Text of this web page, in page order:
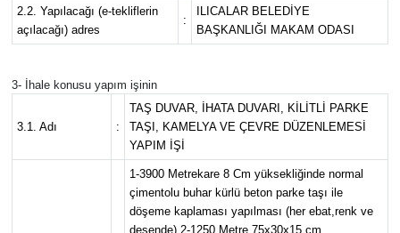
2.2. Yapılacağı (e-tekliflerin
açılacağı) adres
:
ILICALAR BELEDİYE
BAŞKANLIĞI MAKAM ODASI
3- İhale konusu yapım işinin
3.1. Adı :
TAŞ DUVAR, İHATA DUVARI, KİLİTLİ PARKE
TAŞI, KAMELYA VE ÇEVRE DÜZENLEMESİ
YAPIM İŞİ
1-3900 Metrekare 8 Cm yüksekliğinde normal
çimentolu buhar kürlü beton parke taşı ile
döşeme kaplaması yapılması (her ebat,renk ve
desende) 2-1250 Metre 75x30x15 cm
SPOR
YEDİSU